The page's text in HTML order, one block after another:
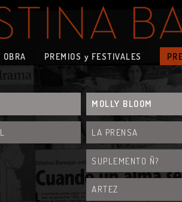
OBRA PREMIOS y FESTIVALES
MOLLY BLOOM
LA PRENSA
SUPLEMENTO Ñ?
ARTEZ